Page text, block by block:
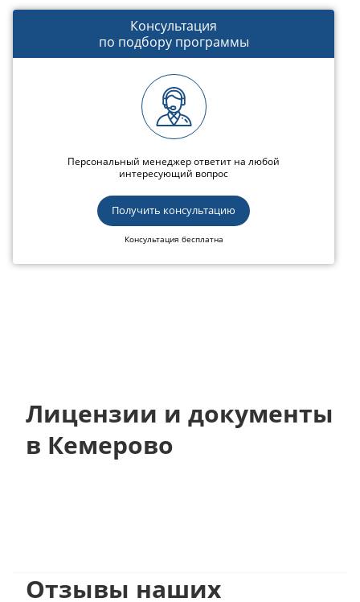
Консультация
по подбору программы
Персональный менеджер ответит на любой
интересующий вопрос
Получить консультацию
Консультация бесплатна
Лицензии и документы
в Кемерово
Отзывы наших